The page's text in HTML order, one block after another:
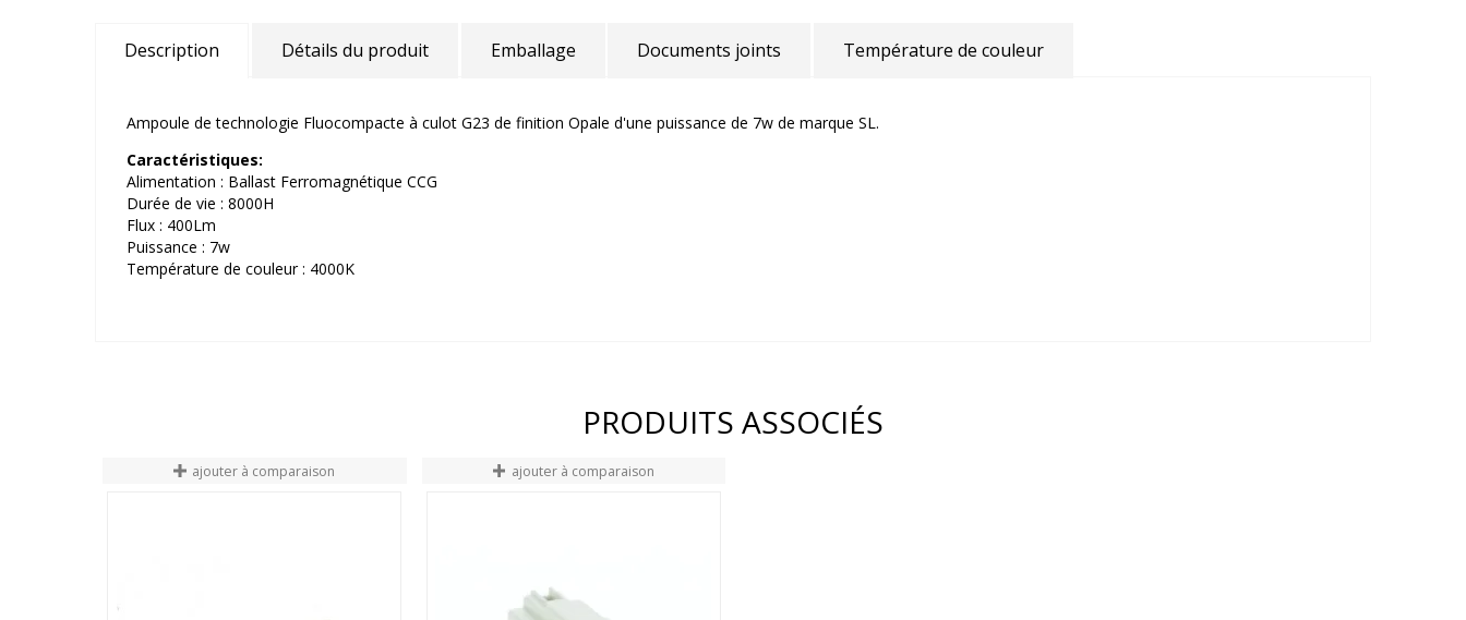
Description Détails du produit Emballage Documents joints Température de couleur
Ampoule de technologie Fluocompacte à culot G23 de finition Opale d'une puissance de 7w de marque SL.
Caractéristiques:
Alimentation : Ballast Ferromagnétique CCG
Durée de vie : 8000H
Flux : 400Lm
Puissance : 7w
Température de couleur : 4000K
PRODUITS ASSOCIÉS
ajouter à comparaison ajouter à comparaison